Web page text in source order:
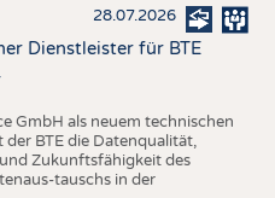
28.07.2026
Dienstleister für BTE
GmbH als neuem technischen
der BTE die Datenqualität,
Zukunftsfähigkeit des
tauschs in der